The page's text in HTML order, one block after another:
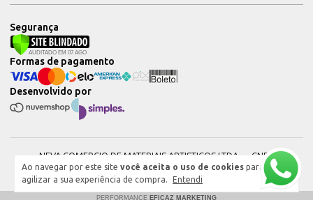
Ao navegar por este site você aceita o uso de cookies para
agilizar a sua experiência de compra.
Entendi
Segurança
Desenvolvido por
Formas de pagamento
NEVA COMERCIO DE MATERIAIS ARTISTICOS LTDA — CNPJ:
51604544000101 © 2026. Todos os direitos reservados.